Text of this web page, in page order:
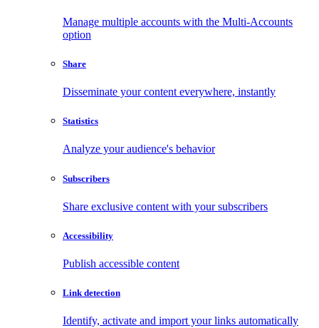
Manage multiple accounts with the Multi-Accounts
option
Share
Disseminate your content everywhere, instantly
Statistics
Analyze your audience's behavior
Subscribers
Share exclusive content with your subscribers
Accessibility
Publish accessible content
Link detection
Identify, activate and import your links automatically